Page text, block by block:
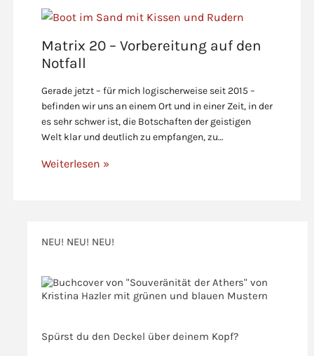
Matrix 20 – Vorbereitung auf den
Notfall
Gerade jetzt – für mich logischerweise seit 2015 –
befinden wir uns an einem Ort und in einer Zeit, in der
es sehr schwer ist, die Botschaften der geistigen
Welt klar und deutlich zu empfangen, zu…
Weiterlesen »
NEU! NEU! NEU!
Spürst du den Deckel über deinem Kopf?